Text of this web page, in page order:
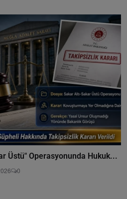
Üstü" Operasyonunda Hukuk...
0